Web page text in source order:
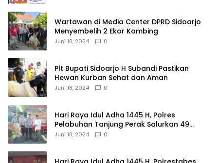
Wartawan di Media Center DPRD Sidoarjo
Menyembelih 2 Ekor Kambing
Juni 18, 2024 0
Plt Bupati Sidoarjo H Subandi Pastikan
Hewan Kurban Sehat dan Aman
Juni 18, 2024 0
Hari Raya Idul Adha 1445 H, Polres
Pelabuhan Tanjung Perak Salurkan 49
Hewan Korban.
Juni 18, 2024 0